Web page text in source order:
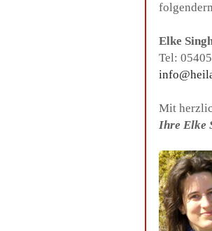
Elke
Tel:
Mit
Ihre Elke